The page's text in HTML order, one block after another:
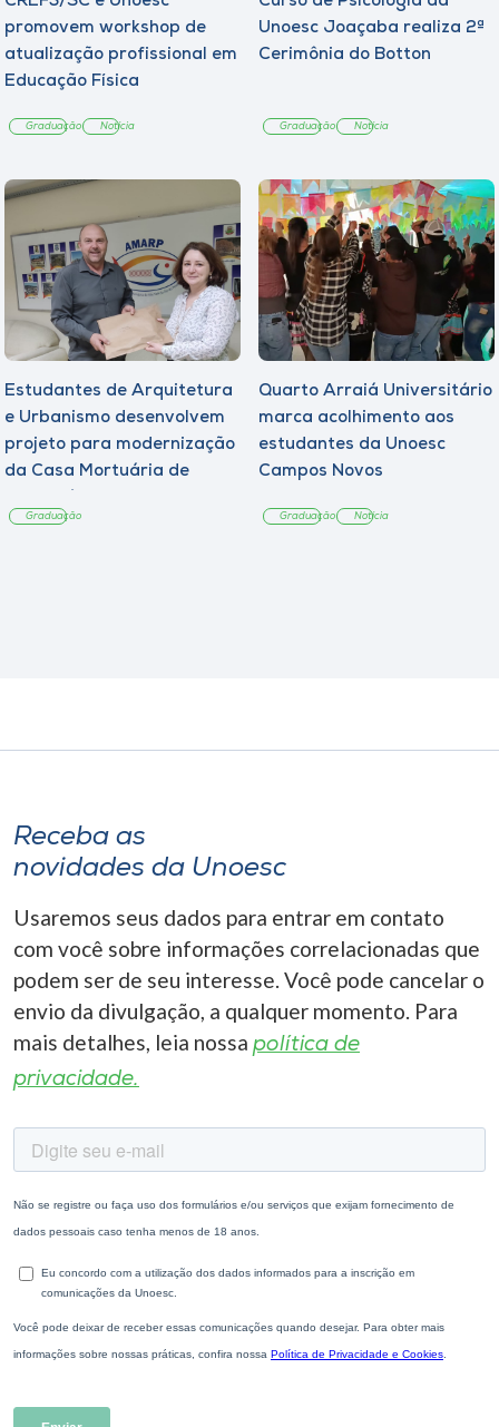
promovem workshop de
atualização profissional em
Educação Física
Graduação Notícia
Unoesc Joaçaba realiza 2ª
Cerimônia do Botton
Graduação Notícia
Estudantes de Arquitetura
e Urbanismo desenvolvem
projeto para modernização
da Casa Mortuária de
Graduação
Quarto Arraiá Universitário
marca acolhimento aos
estudantes da Unoesc
Campos Novos
Graduação Notícia
Receba as
novidades da Unoesc
Usaremos seus dados para entrar em contato
com você sobre informações correlacionadas que
podem ser de seu interesse. Você pode cancelar o
envio da divulgação, a qualquer momento. Para
mais detalhes, leia nossa política de
privacidade.